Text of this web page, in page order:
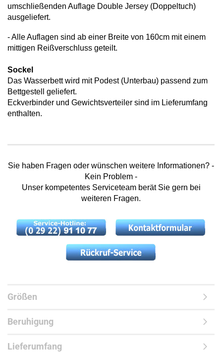
umschließenden Auflage Double Jersey (Doppeltuch)
ausgeliefert.
- Alle Auflagen sind ab einer Breite von 160cm mit einem
mittigen Reißverschluss geteilt.
Sockel
Das Wasserbett wird mit Podest (Unterbau) passend zum
Bettgestell geliefert.
Eckverbinder und Gewichtsverteiler sind im Lieferumfang
enthalten.
Sie haben Fragen oder wünschen weitere Informationen? -
Kein Problem -
Unser kompetentes Serviceteam berät Sie gern bei
weiteren Fragen.
Größen
Beruhigung
Lieferumfang